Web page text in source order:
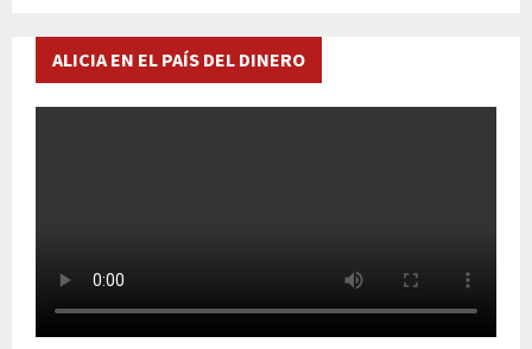
ALICIA EN EL PAÍS DEL DINERO